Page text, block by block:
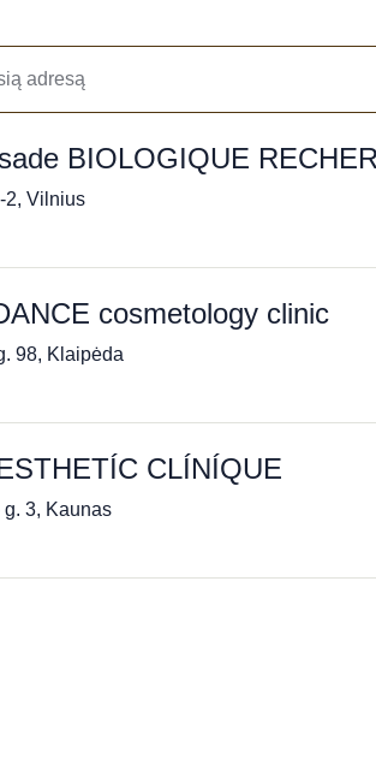
BIOLOGIQUE
2, Vilnius
cosmetology clinic
98, Klaipėda
CLÍNÍQUE
g. 3, Kaunas